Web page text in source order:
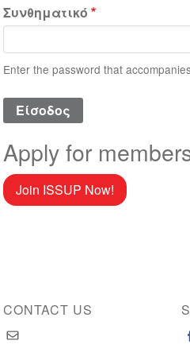
Συνθηματικό
Enter the password that
Apply for
Join ISSUP Now!
CONTACT US